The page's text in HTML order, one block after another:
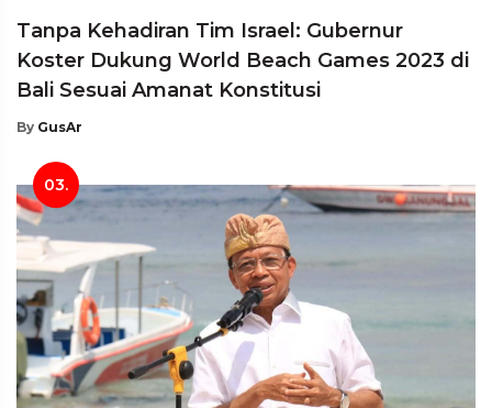
Tanpa Kehadiran Tim Israel: Gubernur
Koster Dukung World Beach Games 2023 di
Bali Sesuai Amanat Konstitusi
By GusAr
03.